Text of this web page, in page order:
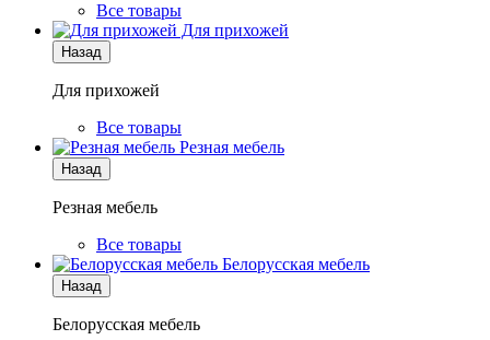
Все товары
Для прихожей
Назад
Для прихожей
Все товары
Резная мебель
Назад
Резная мебель
Все товары
Белорусская мебель
Назад
Белорусская мебель